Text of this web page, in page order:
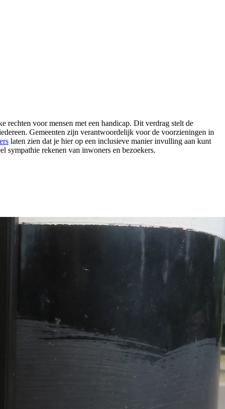
rechten voor mensen met een handicap. Dit verdrag stelt de
Gemeenten zijn verantwoordelijk voor de voorzieningen in
laten zien dat je hier op een inclusieve manier invulling aan kunt
sympathie rekenen van inwoners en bezoekers.